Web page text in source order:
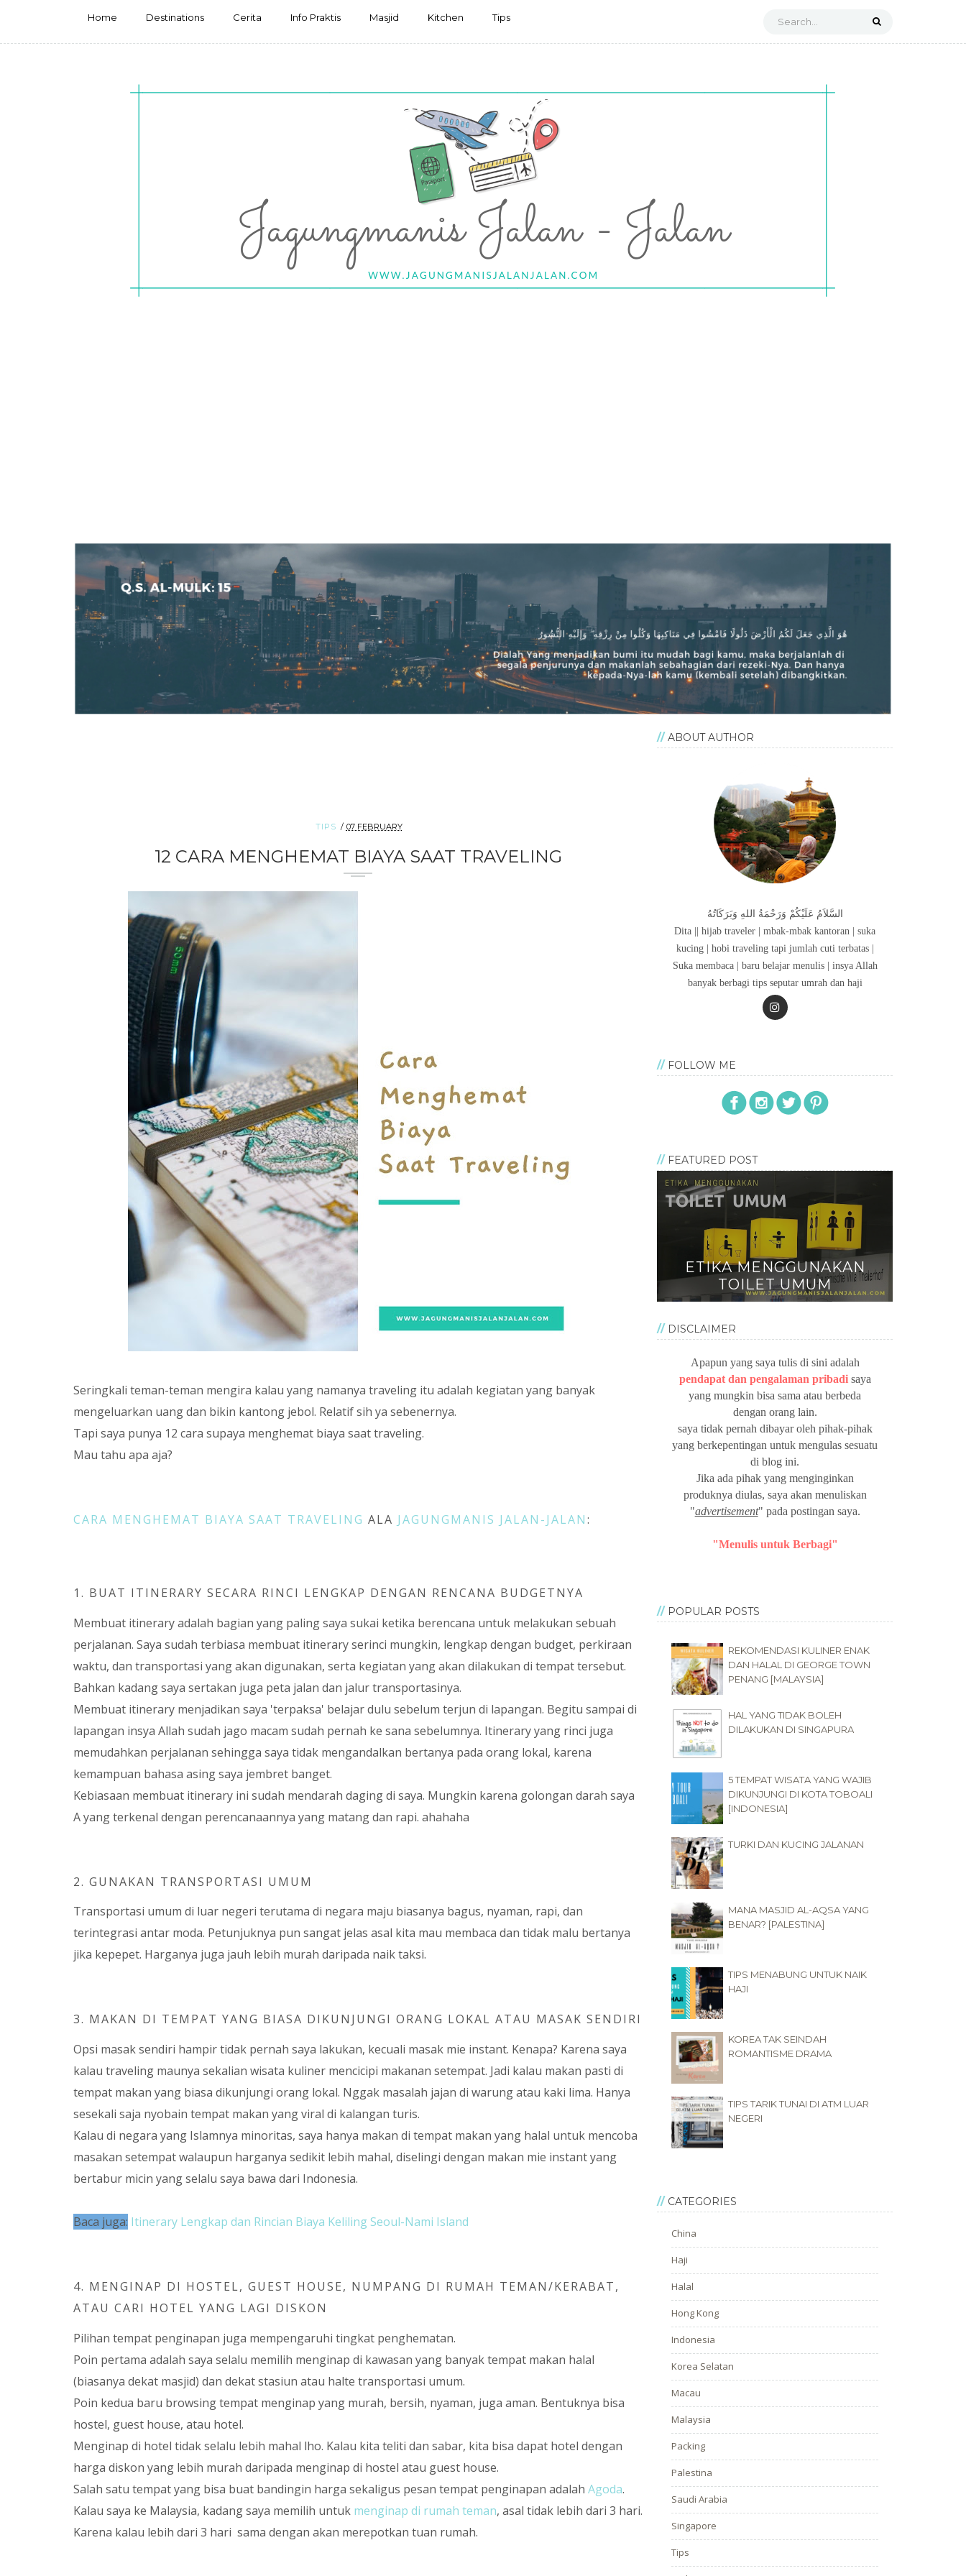
Home Destinations Cerita Info Praktis Masjid Kitchen Tips
TIPS 07 FEBRUARY
12 CARA MENGHEMAT BIAYA SAAT TRAVELING
Seringkali teman-teman mengira kalau yang namanya traveling itu adalah kegiatan yang banyak
mengeluarkan uang dan bikin kantong jebol. Relatif sih ya sebenernya.
Tapi saya punya 12 cara supaya menghemat biaya saat traveling.
Mau tahu apa aja?
CARA MENGHEMAT BIAYA SAAT TRAVELING ALA JAGUNGMANIS JALAN-JALAN:
1. BUAT ITINERARY SECARA RINCI LENGKAP DENGAN RENCANA BUDGETNYA
Membuat itinerary adalah bagian yang paling saya sukai ketika berencana untuk melakukan sebuah
perjalanan. Saya sudah terbiasa membuat itinerary serinci mungkin, lengkap dengan budget, perkiraan
waktu, dan transportasi yang akan digunakan, serta kegiatan yang akan dilakukan di tempat tersebut.
Bahkan kadang saya sertakan juga peta jalan dan jalur transportasinya.
Membuat itinerary menjadikan saya 'terpaksa' belajar dulu sebelum terjun di lapangan. Begitu sampai di
lapangan insya Allah sudah jago macam sudah pernah ke sana sebelumnya. Itinerary yang rinci juga
memudahkan perjalanan sehingga saya tidak mengandalkan bertanya pada orang lokal, karena
kemampuan bahasa asing saya jembret banget.
Kebiasaan membuat itinerary ini sudah mendarah daging di saya. Mungkin karena golongan darah saya
A yang terkenal dengan perencanaannya yang matang dan rapi. ahahaha
2. GUNAKAN TRANSPORTASI UMUM
Transportasi umum di luar negeri terutama di negara maju biasanya bagus, nyaman, rapi, dan
terintegrasi antar moda. Petunjuknya pun sangat jelas asal kita mau membaca dan tidak malu bertanya
jika kepepet. Harganya juga jauh lebih murah daripada naik taksi.
3. MAKAN DI TEMPAT YANG BIASA DIKUNJUNGI ORANG LOKAL ATAU MASAK SENDIRI
Opsi masak sendiri hampir tidak pernah saya lakukan, kecuali masak mie instant. Kenapa? Karena saya
kalau traveling maunya sekalian wisata kuliner mencicipi makanan setempat. Jadi kalau makan pasti di
tempat makan yang biasa dikunjungi orang lokal. Nggak masalah jajan di warung atau kaki lima. Hanya
sesekali saja nyobain tempat makan yang viral di kalangan turis.
Kalau di negara yang Islamnya minoritas, saya hanya makan di tempat makan yang halal untuk mencoba
masakan setempat walaupun harganya sedikit lebih mahal, diselingi dengan makan mie instant yang
bertabur micin yang selalu saya bawa dari Indonesia.
Baca juga: Itinerary Lengkap dan Rincian Biaya Keliling Seoul-Nami Island
4. MENGINAP DI HOSTEL, GUEST HOUSE, NUMPANG DI RUMAH TEMAN/KERABAT,
ATAU CARI HOTEL YANG LAGI DISKON
Pilihan tempat penginapan juga mempengaruhi tingkat penghematan.
Poin pertama adalah saya selalu memilih menginap di kawasan yang banyak tempat makan halal
(biasanya dekat masjid) dan dekat stasiun atau halte transportasi umum.
Poin kedua baru browsing tempat menginap yang murah, bersih, nyaman, juga aman. Bentuknya bisa
hostel, guest house, atau hotel.
Menginap di hotel tidak selalu lebih mahal lho. Kalau kita teliti dan sabar, kita bisa dapat hotel dengan
harga diskon yang lebih murah daripada menginap di hostel atau guest house.
Salah satu tempat yang bisa buat bandingin harga sekaligus pesan tempat penginapan adalah Agoda.
Kalau saya ke Malaysia, kadang saya memilih untuk menginap di rumah teman, asal tidak lebih dari 3 hari.
Karena kalau lebih dari 3 hari sama dengan akan merepotkan tuan rumah.
ABOUT AUTHOR
السَّلاَمُ عَلَيْكُمْ وَرَحْمَةُ اللهِ وَبَرَكَاتُهُ
Dita || hijab traveler | mbak-mbak kantoran | suka
kucing | hobi traveling tapi jumlah cuti terbatas |
Suka membaca | baru belajar menulis | insya Allah
banyak berbagi tips seputar umrah dan haji
FOLLOW ME
FEATURED POST
ETIKA MENGGUNAKAN
TOILET UMUM
DISCLAIMER
Apapun yang saya tulis di sini adalah
pendapat dan pengalaman pribadisaya
yang mungkin bisa sama atau berbeda
dengan orang lain.
saya tidak pernah dibayar oleh pihak-pihak
yang berkepentingan untuk mengulas sesuatu
di blog ini.
Jika ada pihak yang menginginkan
produknya diulas, saya akan menuliskan
"advertisement" pada postingan saya.
"Menulis untuk Berbagi"
POPULAR POSTS
REKOMENDASI KULINER ENAK
DAN HALAL DI GEORGE TOWN
PENANG [MALAYSIA]
HAL YANG TIDAK BOLEH
DILAKUKAN DI SINGAPURA
5 TEMPAT WISATA YANG WAJIB
DIKUNJUNGI DI KOTA TOBOALI
[INDONESIA]
TURKI DAN KUCING JALANAN
MANA MASJID AL-AQSA YANG
BENAR? [PALESTINA]
TIPS MENABUNG UNTUK NAIK
HAJI
KOREA TAK SEINDAH
ROMANTISME DRAMA
TIPS TARIK TUNAI DI ATM LUAR
NEGERI
CATEGORIES
China
Haji
Halal
Hong Kong
Indonesia
Korea Selatan
Macau
Malaysia
Packing
Palestina
Saudi Arabia
Singapore
Tips